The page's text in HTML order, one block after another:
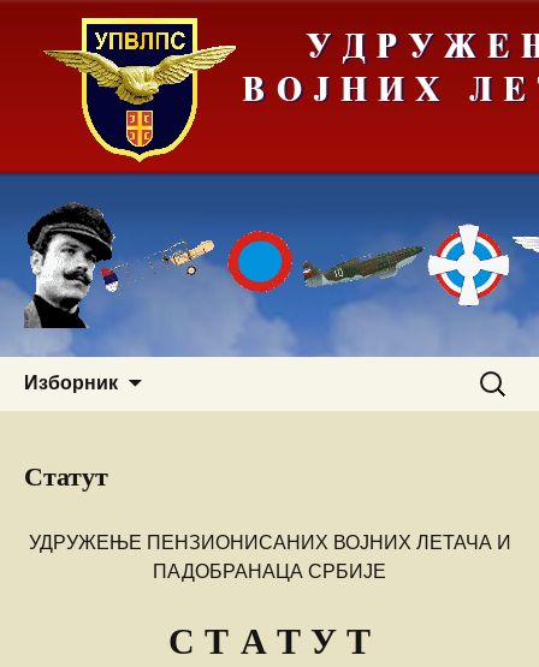
Изборник
Статут
УДРУЖЕЊЕ ПЕНЗИОНИСАНИХ ВОЈНИХ ЛЕТАЧА И
ПАДОБРАНАЦА СРБИЈЕ
С Т А Т У Т